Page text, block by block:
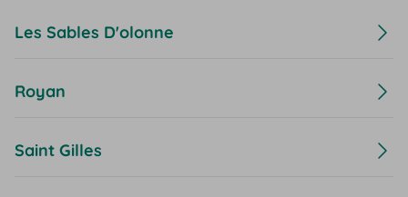
Les Sables D'olonne
Royan
Saint Gilles